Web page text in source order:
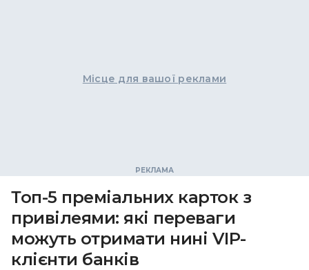
Місце для вашої реклами
Топ-5 преміальних карток з
привілеями: які переваги
можуть отримати нині VIP-
клієнти банків